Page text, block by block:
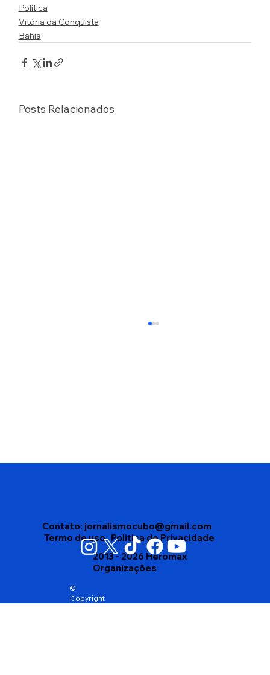
Política
Vitória da Conquista
Bahia
Posts Relacionados
Edson Gomes segue internado após
Contato: jornalismocubo@gmail.com
Termo de uso Politica de Privacidade
©
Copyright
2013 - 2026 Heromax
Organizações